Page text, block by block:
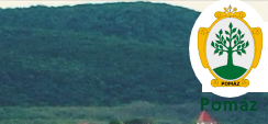
Pomáz